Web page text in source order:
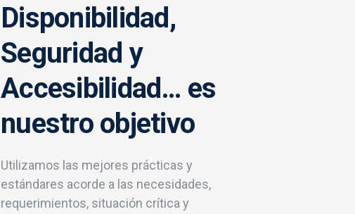
Disponibilidad,
Seguridad y
Accesibilidad… es
nuestro objetivo
Utilizamos las mejores prácticas y
estándares acorde a las necesidades,
requerimientos, situación crítica y